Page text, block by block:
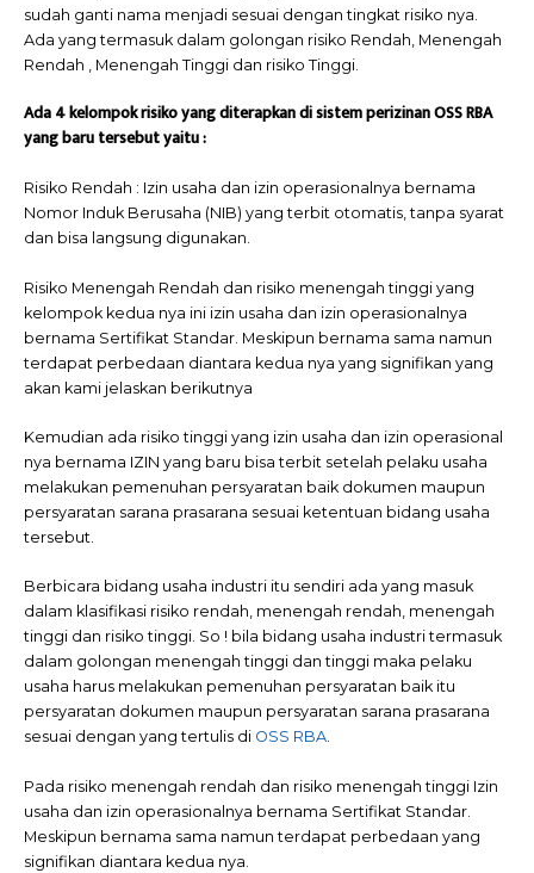
sudah ganti nama menjadi sesuai dengan tingkat risiko nya.
Ada yang termasuk dalam golongan risiko Rendah, Menengah
Rendah , Menengah Tinggi dan risiko Tinggi.
Ada 4 kelompok risiko yang diterapkan di sistem perizinan OSS RBA
yang baru tersebut yaitu :
Risiko Rendah : Izin usaha dan izin operasionalnya bernama
Nomor Induk Berusaha (NIB) yang terbit otomatis, tanpa syarat
dan bisa langsung digunakan.
Risiko Menengah Rendah dan risiko menengah tinggi yang
kelompok kedua nya ini izin usaha dan izin operasionalnya
bernama Sertifikat Standar. Meskipun bernama sama namun
terdapat perbedaan diantara kedua nya yang signifikan yang
akan kami jelaskan berikutnya
Kemudian ada risiko tinggi yang izin usaha dan izin operasional
nya bernama IZIN yang baru bisa terbit setelah pelaku usaha
melakukan pemenuhan persyaratan baik dokumen maupun
persyaratan sarana prasarana sesuai ketentuan bidang usaha
tersebut.
Berbicara bidang usaha industri itu sendiri ada yang masuk
dalam klasifikasi risiko rendah, menengah rendah, menengah
tinggi dan risiko tinggi. So ! bila bidang usaha industri termasuk
dalam golongan menengah tinggi dan tinggi maka pelaku
usaha harus melakukan pemenuhan persyaratan baik itu
persyaratan dokumen maupun persyaratan sarana prasarana
sesuai dengan yang tertulis di OSS RBA.
Pada risiko menengah rendah dan risiko menengah tinggi Izin
usaha dan izin operasionalnya bernama Sertifikat Standar.
Meskipun bernama sama namun terdapat perbedaan yang
signifikan diantara kedua nya.